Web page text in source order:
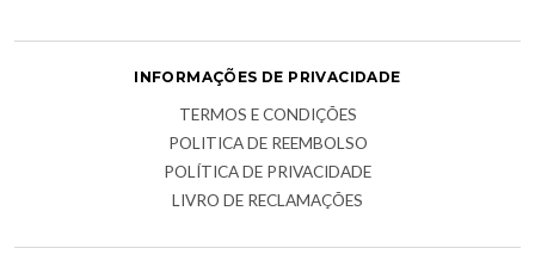
INFORMAÇÕES DE PRIVACIDADE
TERMOS E CONDIÇÕES
POLITICA DE REEMBOLSO
POLÍTICA DE PRIVACIDADE
LIVRO DE RECLAMAÇÕES